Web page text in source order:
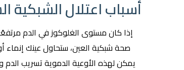
أسباب اعتلال الشبكية
إذا كان مستوى الغلوكوز في الدم
صحة شبكية العين، ستحاول عينك إنماء
يمكن لهذه الأوعية الدموية تسريب